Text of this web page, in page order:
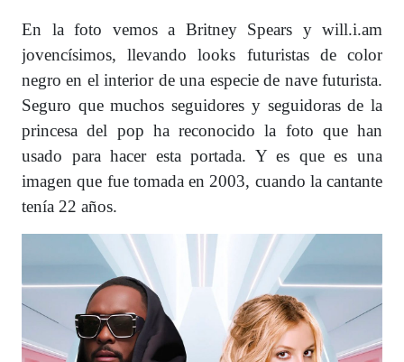
En la foto vemos a Britney Spears y will.i.am
jovencísimos, llevando looks futuristas de color
negro en el interior de una especie de nave futurista.
Seguro que muchos seguidores y seguidoras de la
princesa del pop ha reconocido la foto que han
usado para hacer esta portada. Y es que es una
imagen que fue tomada en 2003, cuando la cantante
tenía 22 años.